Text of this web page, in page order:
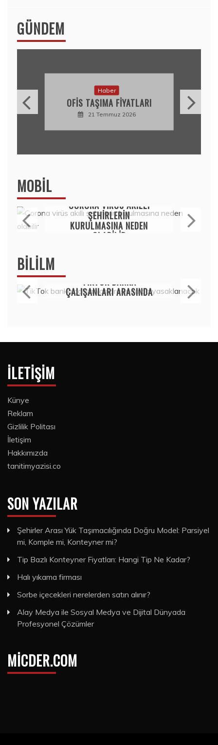
GÜNDEM
Haber
OFIS TAŞIMA FIYATLARI
21 Temmuz 2026
MOBIL
CORONA VIRÜS AKILLI
ŞEHIRLERIN
KURULMASINA NEDEN
OLABILIR
BILILM
TIKTOK BANKA
ÇALIŞANLARI ARASINDA
DA YASAKLANACAK
İLETIŞIM
Künye
Reklam
Gizlilik Politası
İletişim
Hakkımızda
tanitimyazisi.co
SON YAZILAR
Şehirler Arası Yük Taşımacılığında Doğru Model: Parsiyel
mi, Komple mi, Konteyner mi?
Tip Bazlı Konteyner Fiyatları: Hangi Tip Ne Kadar?
Halı yıkama firması
Sorbe içecekleri nerelerden satın alınır?
Alay Medya ile Sosyal Medya ve Dijital Dünyada
Profesyonel Çözümler
MICDER.COM